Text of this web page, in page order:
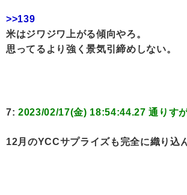
>>139
米はジワジワ上がる傾向やろ。
思ってるより強く景気引締めしない。
7: 2023/02/17(金) 18:54:44.27 通りす
12月のYCCサプライズも完全に織り込